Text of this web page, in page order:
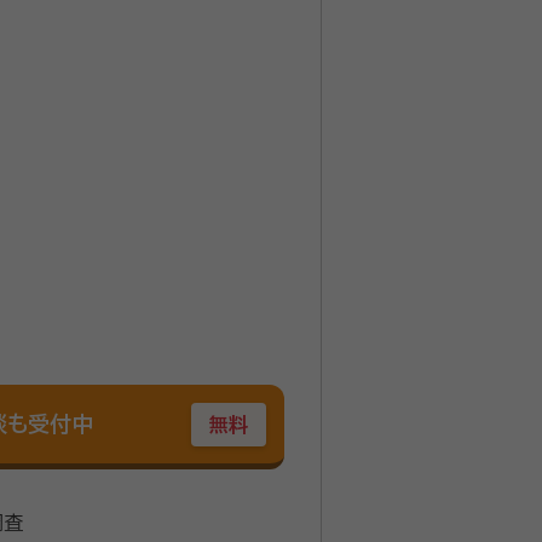
受付中 無料